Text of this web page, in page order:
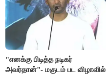
"எனக்கு பிடித்த நடிகர்
அவர்தான்"- மகுடம் பட விழாவில்